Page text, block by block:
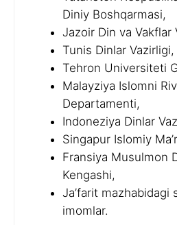
Diniy Boshqarmasi,
Jazoir Din va Vakflar
Tunis Dinlar Vazirligi,
Tehron Universiteti
Malayziya Islomni
Departamenti,
Indoneziya Dinlar
Singapur Islomiy
Fransiya Musulmon
Kengashi,
Ja’farit mazhabidagi
imomlar.